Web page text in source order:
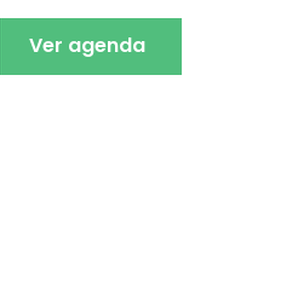
Ver agenda